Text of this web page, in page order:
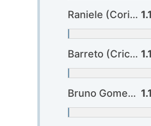
Raniele (Corinthians)
Barreto (Criciúma)
Bruno Gomes (Internacional)